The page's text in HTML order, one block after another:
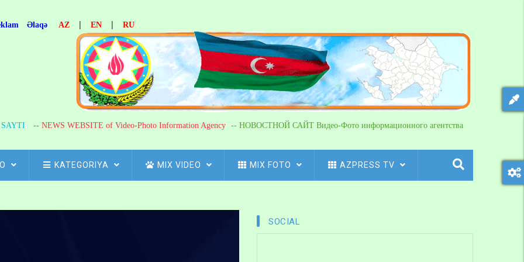
Əlaqə AZ | EN | RU
-- NEWS WEBSITE of Video-Photo Information Agency -- НОВОСТНОЙ САЙТ Видео-Фото информационного агентства
KATEGORIYA MIX VIDEO MIX FOTO AZPRESS TV
SOCIAL